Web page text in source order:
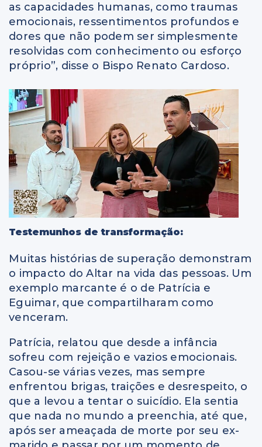
as capacidades humanas, como traumas
emocionais, ressentimentos profundos e
dores que não podem ser simplesmente
resolvidas com conhecimento ou esforço
próprio”, disse o Bispo Renato Cardoso.
Testemunhos de transformação:
Muitas histórias de superação demonstram
o impacto do Altar na vida das pessoas. Um
exemplo marcante é o de Patrícia e
Eguimar, que compartilharam como
venceram.
Patrícia, relatou que desde a infância
sofreu com rejeição e vazios emocionais.
Casou-se várias vezes, mas sempre
enfrentou brigas, traições e desrespeito, o
que a levou a tentar o suicídio. Ela sentia
que nada no mundo a preenchia, até que,
após ser ameaçada de morte por seu ex-